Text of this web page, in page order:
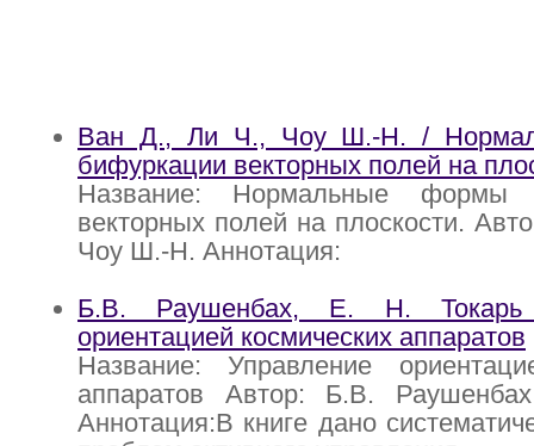
Ван Д., Ли Ч., Чоу Ш.-Н. /
бифуркации векторных полей на
Название: Нормальные формы
векторных полей на плоскости.
Чоу Ш.-Н. Аннотация:
Б.В. Раушенбах, Е. Н. Токарь
ориентацией космических аппаратов
Название: Управление
аппаратов Автор: Б.В.
Аннотация:В книге дано